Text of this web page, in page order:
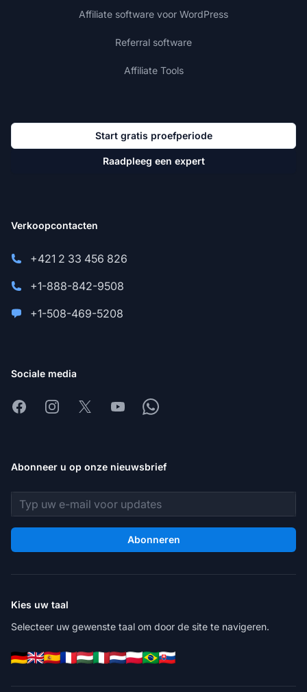
Affiliate software voor WordPress
Referral software
Affiliate Tools
Start gratis proefperiode
Raadpleeg een expert
Verkoopcontacten
+421 2 33 456 826
+1-888-842-9508
+1-508-469-5208
Sociale media
FacebookInstagram
X YoutubeWhatsapp
Abonneer u op onze nieuwsbrief
E-mailadres
Abonneren
Kies uw taal
Selecteer uw gewenste taal om door de site te navigeren.